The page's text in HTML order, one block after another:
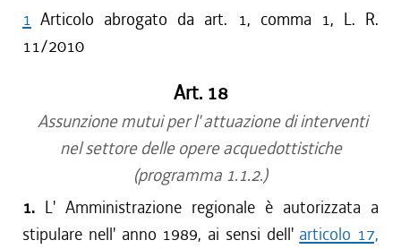
1 Articolo abrogato da art. 1, comma 1, L. R.
11/2010
Art. 18
Assunzione mutui per l' attuazione di interventi
nel settore delle opere acquedottistiche
(programma 1.1.2.)
1. L' Amministrazione regionale è autorizzata a
stipulare nell' anno 1989, ai sensi dell' articolo 17,